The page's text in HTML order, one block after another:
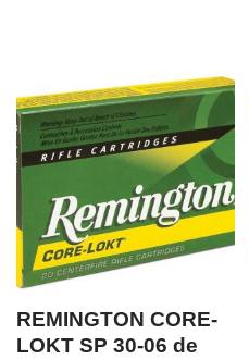
REMINGTON CORE-
LOKT SP 30-06 de